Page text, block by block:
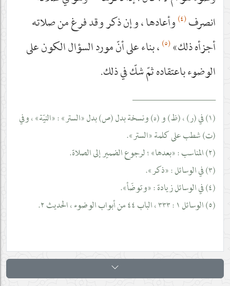
انصرف(٤) وأعادها ، وإن ذكر وقد فرغ من صلاته
أجزأه ذلك»(٥) ، بناء على أنّ مورد السؤال الكون على
الوضوء باعتقاده ثمّ شكّ في ذلك.
__________________
(١) في (ر) ، (ظ) و (ه) ونسخة بدل (ص) بدل «الستر» : «النيّة» ، وفي
(ت) شطب على كلمة «الستر».
(٢) المناسب : «بعدها» ؛ لرجوع الضمير إلى الصلاة.
(٣) في الوسائل : «ذكر».
(٤) في الوسائل زيادة : «وتوضّأ».
(٥) الوسائل ١ : ٣٣٣ ، الباب ٤٤ من أبواب الوضوء ، الحديث ٢.